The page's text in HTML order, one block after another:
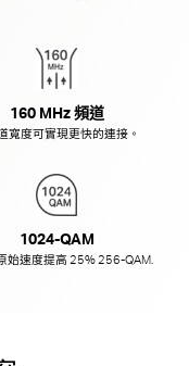
160 MHz 頻道
寬度可實現更快的連接。
1024-QAM
始速度提高 25%256-QAM.